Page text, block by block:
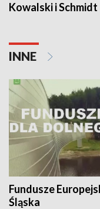
Kowalski i Schmidt
INNE
Fundusze
Śląska